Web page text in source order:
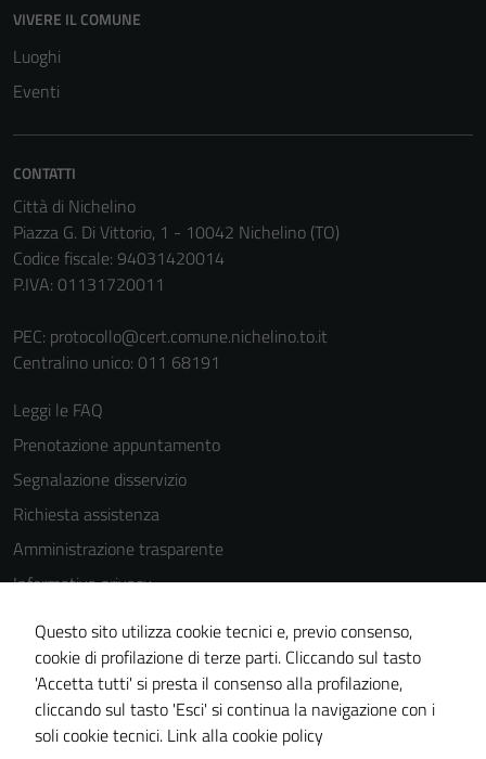
VIVERE IL COMUNE
Luoghi
Eventi
CONTATTI
Città di Nichelino
Piazza G. Di Vittorio, 1 - 10042 Nichelino (TO)
Codice fiscale: 94031420014
P.IVA: 01131720011
PEC: protocollo@cert.comune.nichelino.to.it
Centralino unico: 011 68191
Leggi le FAQ
Prenotazione appuntamento
Segnalazione disservizio
Richiesta assistenza
Amministrazione trasparente
Informativa privacy
Note legali
Dichiarazione di accessibilità
Piano di miglioramento del sito
Questo sito utilizza cookie tecnici e, previo consenso,
cookie di profilazione di terze parti. Cliccando sul tasto
'Accetta tutti' si presta il consenso alla profilazione,
cliccando sul tasto 'Esci' si continua la navigazione con i
soli cookie tecnici. Link alla cookie policy
personali.